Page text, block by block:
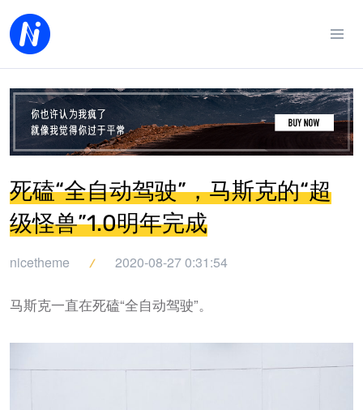
死磕“全自动驾驶”，马斯克的“超
级怪兽”1.0明年完成
nicetheme 2020-08-27 0:31:54
马斯克一直在死磕“全自动驾驶”。